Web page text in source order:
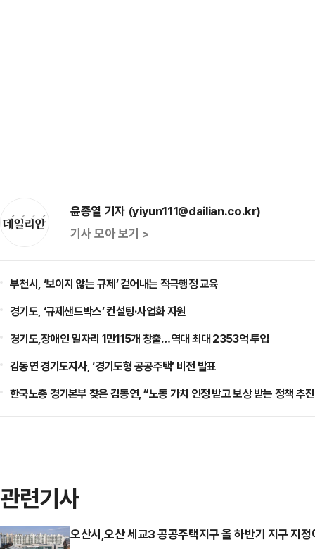
윤종열 기자 (yiyun111@dailian.co.kr)
기사 모아 보기 >
부천시, ‘보이지 않는 규제’ 걷어내는 적극행정 교육
경기도, ‘규제샌드박스’ 컨설팅·사업화 지원
경기도,장애인 일자리 1만115개 창출…역대 최대 2353억 투입
김동연 경기도지사, ‘경기도형 공공주택’ 비전 발표
한국노총 경기본부 찾은 김동연, “노동 가치 인정 받고 보상 받는 정책 추
관련기사
오산시,오산 세교3 공공주택지구 올 하반기 지구 지